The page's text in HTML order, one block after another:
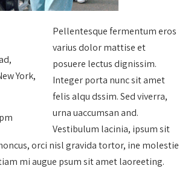
York,
Pellentesque fermentum eros
varius dolor mattise et
posuere lectus dignissim.
Integer porta nunc sit amet
felis alqu dssim. Sed viverra,
urna uaccumsan and.
Vestibulum lacinia, ipsum sit
orci nisl gravida tortor, ine molestie
mi augue psum sit amet laoreeting.